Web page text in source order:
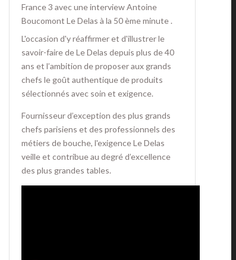
France 3 avec une interview Antoine
Boucomont Le Delas à la 50 ème minute .
L'occasion d'y réaffirmer et d'illustrer le
savoir-faire de Le Delas depuis plus de 40
ans et l’ambition de proposer aux grands
chefs le goût authentique de produits
sélectionnés avec soin et exigence.
Fournisseur d’exception des plus grands
chefs parisiens et des professionnels des
métiers de bouche, l'exigence Le Delas
veille et contribue au degré d’excellence
des plus grandes tables.